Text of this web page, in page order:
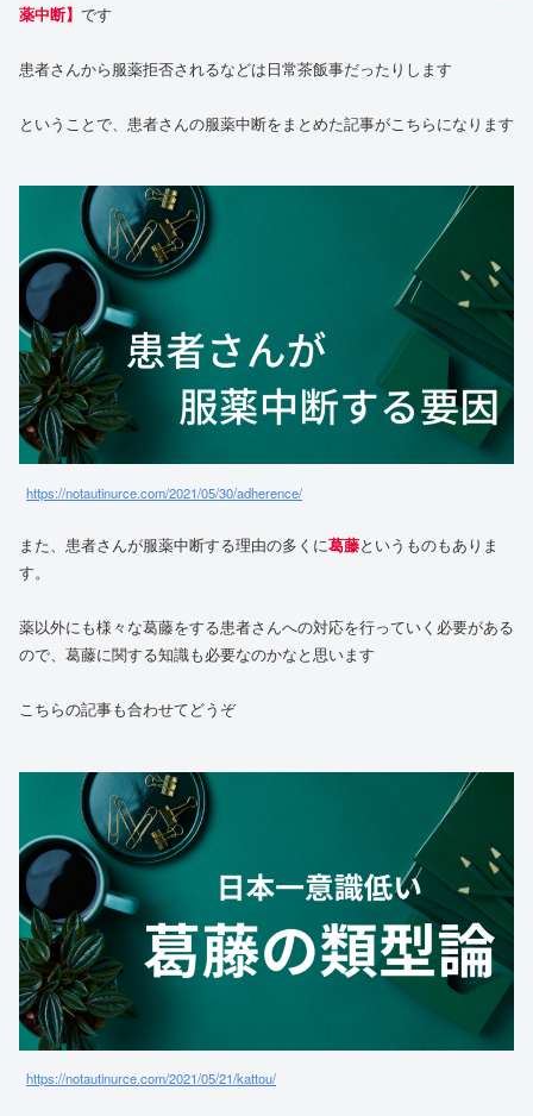
薬中断】 です
患者さんから服薬拒否されるなどは日常茶飯事だったりします
ということで、患者さんの服薬中断をまとめた記事がこちらになります
https://notautinurce.com/2021/05/30/adherence/
また、患者さんが服薬中断する理由の多くに葛藤というものもありま
す。
薬以外にも様々な葛藤をする患者さんへの対応を行っていく必要がある
ので、葛藤に関する知識も必要なのかなと思います
こちらの記事も合わせてどうぞ
https://notautinurce.com/2021/05/21/kattou/